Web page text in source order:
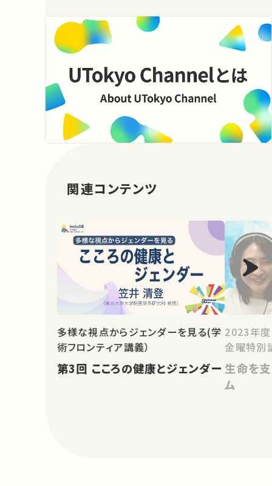
関連コンテンツ
多様な視点からジェンダーを見る(学
術フロンティア講義）
第3回 こころの健康とジェンダー
2023年度
金曜特別
生命を
ム